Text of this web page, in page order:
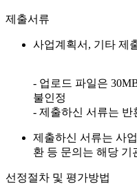
제출서류
사업계획서, 기타 제
- 업로드 파일은
불인정
- 제출하신 서류는 반
제출하신 서류는 사
환 등 문의는 해당 기
선정절차 및 평가방법